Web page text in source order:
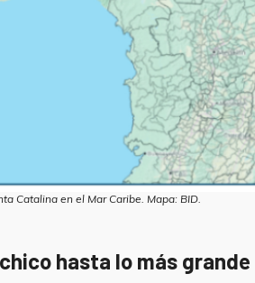
Catalina en el Mar Caribe. Mapa: BID.
hasta lo más grande